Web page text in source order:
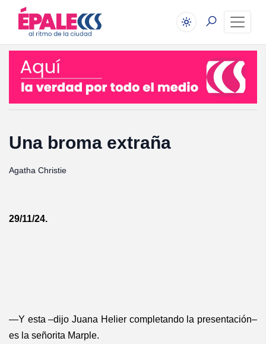
Una broma extraña
Agatha Christie
29/11/24.
—Y esta –dijo Juana Helier completando la presentación–
es la señorita Marple.